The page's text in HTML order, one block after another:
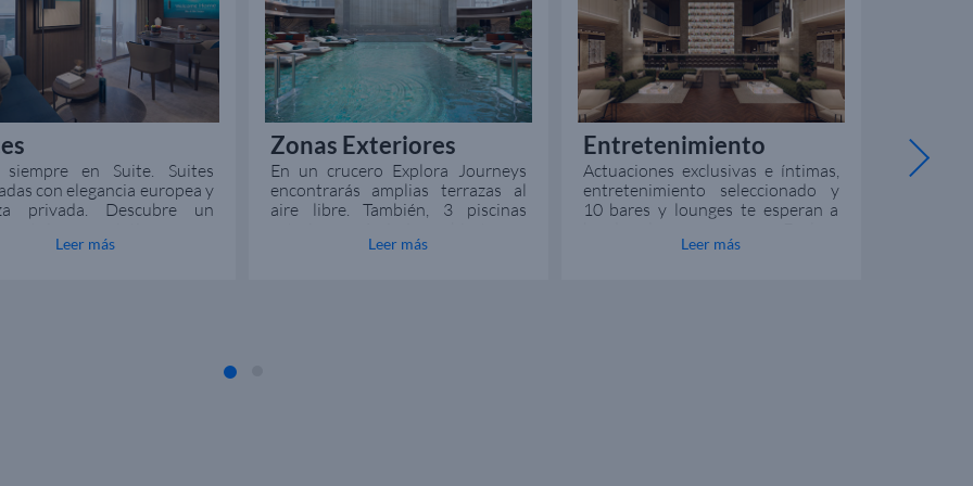
siempre en Suite. Suites
con elegancia europea y
privada. Descubre un
amplios para el relax.
Leer más
Zonas Exteriores
En un crucero Explora Journeys
encontrarás amplias terrazas al
aire libre. También, 3 piscinas
un techo de vidrio retráctil.
Leer más
Entretenimiento
Actuaciones exclusivas e íntimas,
entretenimiento seleccionado y
10 bares y lounges te esperan a
Leer más
Alta